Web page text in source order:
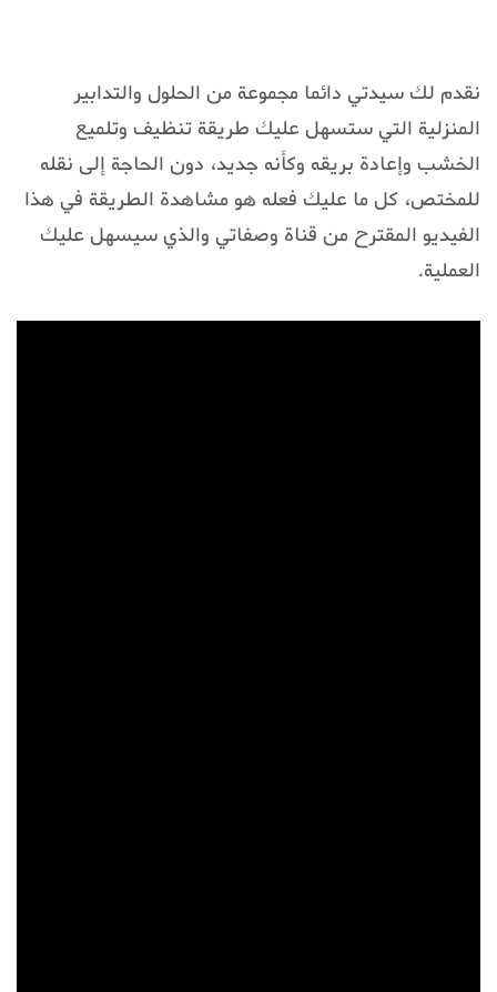
نقدم لك سيدتي دائما مجموعة من الحلول والتدابير
المنزلية التي ستسهل عليك طريقة تنظيف وتلميع
الخشب وإعادة بريقه وكأنه جديد، دون الحاجة إلى نقله
للمختص، كل ما عليك فعله هو مشاهدة الطريقة في هذا
الفيديو المقترح من قناة وصفاتي والذي سيسهل عليك
العملية.